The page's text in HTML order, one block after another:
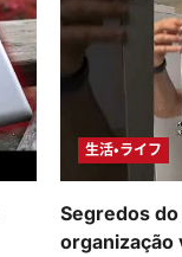
生活・ライフ
Segredos
organização